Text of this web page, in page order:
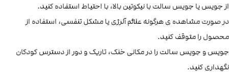
از جویس یا جویس سالت با نیکوتین بالا، با احتیاط استفاده کنید.
در صورت مشاهده ی هرگونه علائم آلرژی یا مشکل تنفسی، استفاده از
محصول را متوقف کنید.
جویس و جویس سالت را در مکانی خنک، تاریک و دور از دسترس کودکان
نگهداری کنید.